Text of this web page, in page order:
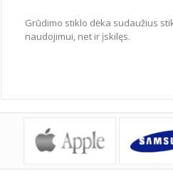
Grūdimo stiklo dėka sudaužius
naudojimui, net ir įskilęs.